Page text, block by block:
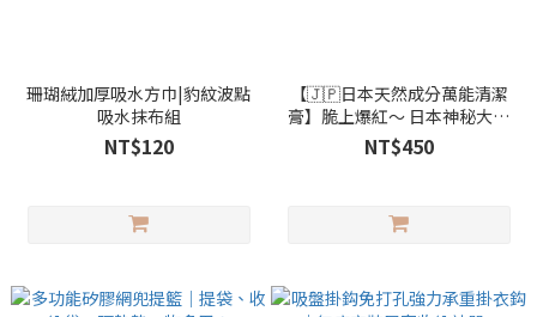
珊瑚絨加厚吸水方巾|豹紋波點
吸水抹布組
NT$120
【🇯🇵日本天然成分萬能清潔
膏】脆上爆紅～ 日本神秘大叔
的清潔膏
NT$450